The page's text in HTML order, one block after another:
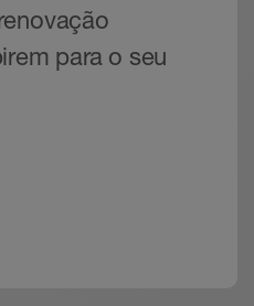
para o seu